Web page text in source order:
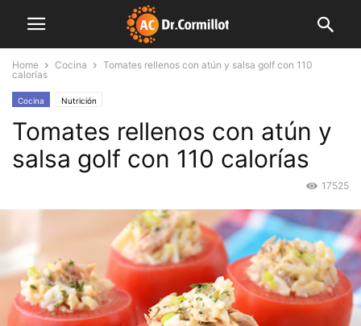
Home Cocina
Tomates rellenos con atún y salsa golf con 110
calorías
Cocina Nutrición
Tomates rellenos con atún y
salsa golf con 110 calorías
17525